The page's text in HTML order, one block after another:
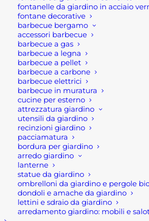
fontanelle da giardino in acciaio
fontane decorative
barbecue bergamo
accessori barbecue
barbecue a gas
barbecue a legna
barbecue a pellet
barbecue a carbone
barbecue elettrici
barbecue in muratura
cucine per esterno
attrezzatura giardino
utensili da giardino
recinzioni giardino
pacciamatura
bordura per giardino
arredo giardino
lanterne
statue da giardino
ombrelloni da giardino e pergole
dondoli e amache da giardino
lettini e sdraio da giardino
arredamento giardino: mobili e
CIOTOLA TONDA PER
CEMENTO
15,00€- 38,00
CIOTOLA OVALE PER
CEMENTO
34,00€ -93,00 €
da
CANNA FUMARIA ACCIAIO
SCORREVOLE MAT
20,00€-58,20€ Fascia
a
Rota Commerciale
Sede legale e punto vendita